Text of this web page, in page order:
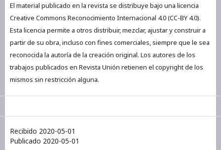
El material publicado en la revista se distribuye bajo una licencia
Creative Commons Reconocimiento Internacional 4.0 (CC-BY 4.0).
Esta licencia permite a otros distribuir, mezclar, ajustar y construir a
partir de su obra, incluso con fines comerciales, siempre que le sea
reconocida la autoría de la creación original. Los autores de los
trabajos publicados en Revista Unión retienen el copyright de los
mismos sin restricción alguna.
Recibido 2020-05-01
Publicado 2020-05-01